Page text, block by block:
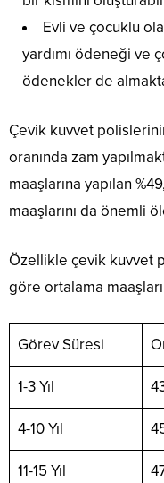
Evli ve çocuklu
yardımı ödeneği ve
ödenekler de
Çevik kuvvet
oranında zam
maaşlarına yapılan
maaşlarını da önemli
Özellikle çevik kuvvet
göre ortalama
Görev Süresi
1-3 Yıl
4-10 Yıl
11-15 Yıl